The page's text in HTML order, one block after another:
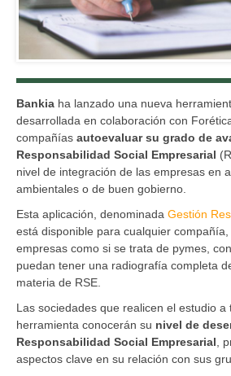
Bankia ha lanzado una nueva
desarrollada en colaboración con
compañías autoevaluar su grado de
Responsabilidad Social Empresarial
nivel de integración de las empresas en
ambientales o de buen gobierno.
Esta aplicación, denominada Gestión
está disponible para cualquier
empresas como si se trata de pymes,
puedan tener una radiografía completa
materia de RSE.
Las sociedades que realicen el estudio a
herramienta conocerán su nivel de
Responsabilidad Social Empresarial ,
aspectos clave en su relación con sus